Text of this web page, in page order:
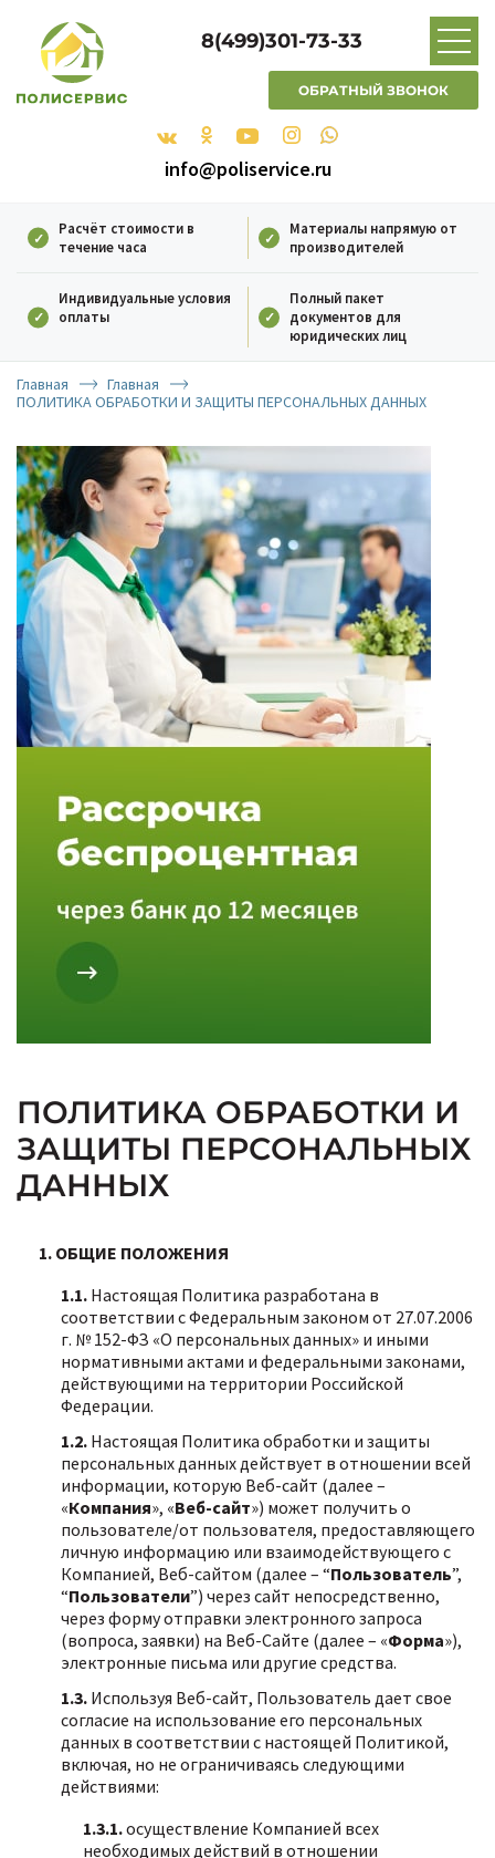
8(499)301-73-33
ОБРАТНЫЙ ЗВОНОК
info@poliservice.ru
Расчёт стоимости в
течение часа
Материалы напрямую от
производителей
Индивидуальные условия
оплаты
Полный пакет
документов для
юридических лиц
Главная
Главная
ПОЛИТИКА ОБРАБОТКИ И ЗАЩИТЫ ПЕРСОНАЛЬНЫХ ДАННЫХ
ПОЛИТИКА ОБРАБОТКИ И
ЗАЩИТЫ ПЕРСОНАЛЬНЫХ
ДАННЫХ
1. ОБЩИЕ ПОЛОЖЕНИЯ
1.1. Настоящая Политика разработана в
соответствии с Федеральным законом от 27.07.2006
г. № 152-ФЗ «О персональных данных» и иными
нормативными актами и федеральными законами,
действующими на территории Российской
Федерации.
1.2. Настоящая Политика обработки и защиты
персональных данных действует в отношении всей
информации, которую Веб-сайт (далее –
«Компания», «Веб-сайт») может получить о
пользователе/от пользователя, предоставляющего
личную информацию или взаимодействующего с
Компанией, Веб-сайтом (далее – “Пользователь”,
“Пользователи”) через сайт непосредственно,
через форму отправки электронного запроса
(вопроса, заявки) на Веб-Сайте (далее – «Форма»),
электронные письма или другие средства.
1.3. Используя Веб-сайт, Пользователь дает свое
согласие на использование его персональных
данных в соответствии с настоящей Политикой,
включая, но не ограничиваясь следующими
действиями:
1.3.1.осуществление Компанией всех
необходимых действий в отношении